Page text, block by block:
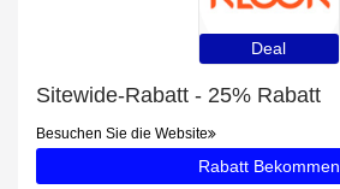
Deal
Sitewide-Rabatt - 25% Rabatt
Besuchen Sie die Website
Rabatt Bekommen